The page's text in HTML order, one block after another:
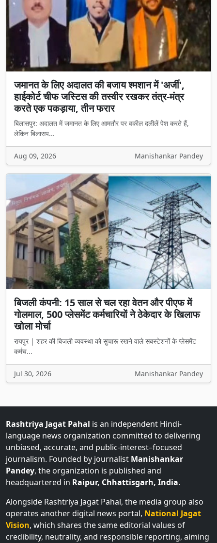
जमानत के लिए अदालत की बजाय श्मशान में 'अर्जी',
हाईकोर्ट चीफ जस्टिस की तस्वीर रखकर तंत्र-मंत्र
करते एक पकड़ाया, तीन फरार
बिलासपुर: अदालत में जमानत के लिए आमतौर पर वकील दलीलें पेश करते हैं,
लेकिन बिलासप...
Aug 09, 2026 Manishankar Pandey
बिजली कंपनी: 15 साल से चल रहा वेतन और पीएफ में
गोलमाल, 500 प्लेसमेंट कर्मचारियों ने ठेकेदार के खिलाफ
खोला मोर्चा
रायपुर | शहर की बिजली व्यवस्था को सुचारू रखने वाले सबस्टेशनों के प्लेसमेंट
कर्मच...
Jul 30, 2026 Manishankar Pandey
Rashtriya Jagat Pahal is an independent Hindi-
language news organization committed to delivering
unbiased, accurate, and public-interest–focused
journalism. Founded by journalist Manishankar
Pandey, the organization is published and
headquartered in Raipur, Chhattisgarh, India.
Alongside Rashtriya Jagat Pahal, the media group also
operates another digital news portal, National Jagat
Vision, which shares the same editorial values of
credibility, neutrality, and responsible reporting, aiming